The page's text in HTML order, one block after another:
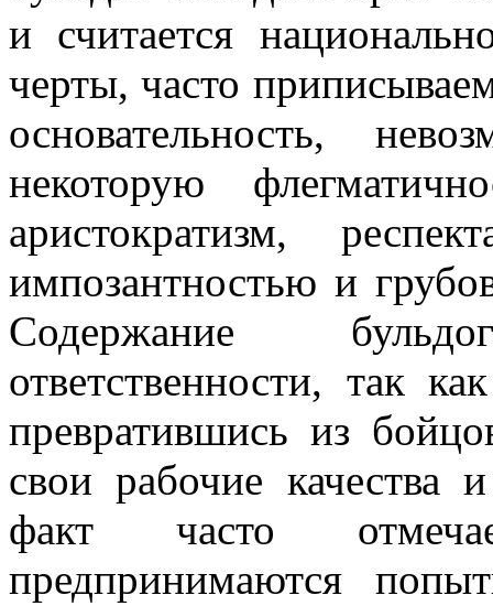
и считается
черты, часто
основательность,
некоторую
аристократизм,
импозантностью и
Содержание
ответственности, так
превратившись из
свои рабочие качества
факт часто
предпринимаются